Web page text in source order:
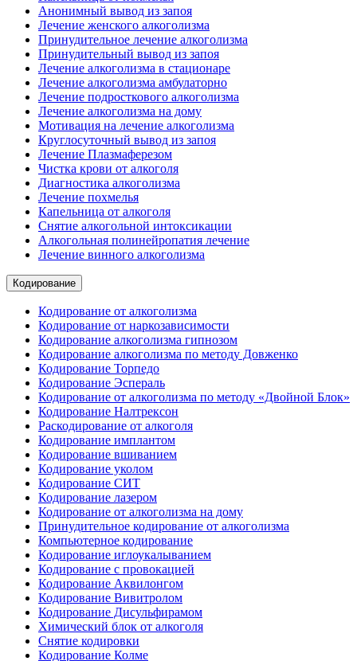
Анонимный вывод из запоя
Лечение женского алкоголизма
Принудительное лечение алкоголизма
Принудительный вывод из запоя
Лечение алкоголизма в стационаре
Лечение алкоголизма амбулаторно
Лечение подросткового алкоголизма
Лечение алкоголизма на дому
Мотивация на лечение алкоголизма
Круглосуточный вывод из запоя
Лечение Плазмаферезом
Чистка крови от алкоголя
Диагностика алкоголизма
Лечение похмелья
Капельница от алкоголя
Снятие алкогольной интоксикации
Алкогольная полинейропатия лечение
Лечение винного алкоголизма
Кодирование
Кодирование от алкоголизма
Кодирование от наркозависимости
Кодирование алкоголизма гипнозом
Кодирование алкоголизма по методу Довженко
Кодирование Торпедо
Кодирование Эспераль
Кодирование от алкоголизма по методу «Двойной Блок»
Кодирование Налтрексон
Раскодирование от алкоголя
Кодирование имплантом
Кодирование вшиванием
Кодирование уколом
Кодирование СИТ
Кодирование лазером
Кодирование от алкоголизма на дому
Принудительное кодирование от алкоголизма
Компьютерное кодирование
Кодирование иглоукалыванием
Кодирование с провокацией
Кодирование Аквилонгом
Кодирование Вивитролом
Кодирование Дисульфирамом
Химический блок от алкоголя
Снятие кодировки
Кодирование Колме